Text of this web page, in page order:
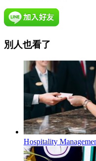
別人也看了
Hospitality